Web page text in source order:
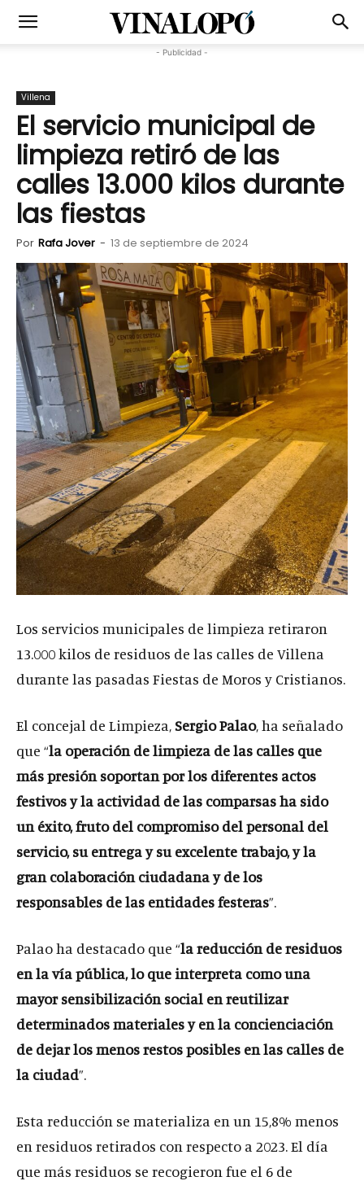
- Publicidad -
Villena
El servicio municipal de
limpieza retiró de las
calles 13.000 kilos durante
las fiestas
Por Rafa Jover - 13 de septiembre de 2024
Los servicios municipales de limpieza retiraron
13.000 kilos de residuos de las calles de Villena
durante las pasadas Fiestas de Moros y Cristianos.
El concejal de Limpieza,Sergio Palao, ha señalado
que “la operación de limpieza de las calles que
más presión soportan por los diferentes actos
festivos y la actividad de las comparsas ha sido
un éxito, fruto del compromiso del personal del
servicio, su entrega y su excelente trabajo, y la
gran colaboración ciudadana y de los
responsables de las entidades festeras”.
Palao ha destacado que “la reducción de residuos
en la vía pública, lo que interpreta como una
mayor sensibilización social en reutilizar
determinados materiales y en la concienciación
de dejar los menos restos posibles en las calles de
la ciudad”.
Esta reducción se materializa en un 15,8% menos
en residuos retirados con respecto a 2023. El día
que más residuos se recogieron fue el 6 de